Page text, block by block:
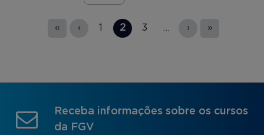
« ‹ 1 2 3 › »
Receba informações sobre os cursos
da FGV